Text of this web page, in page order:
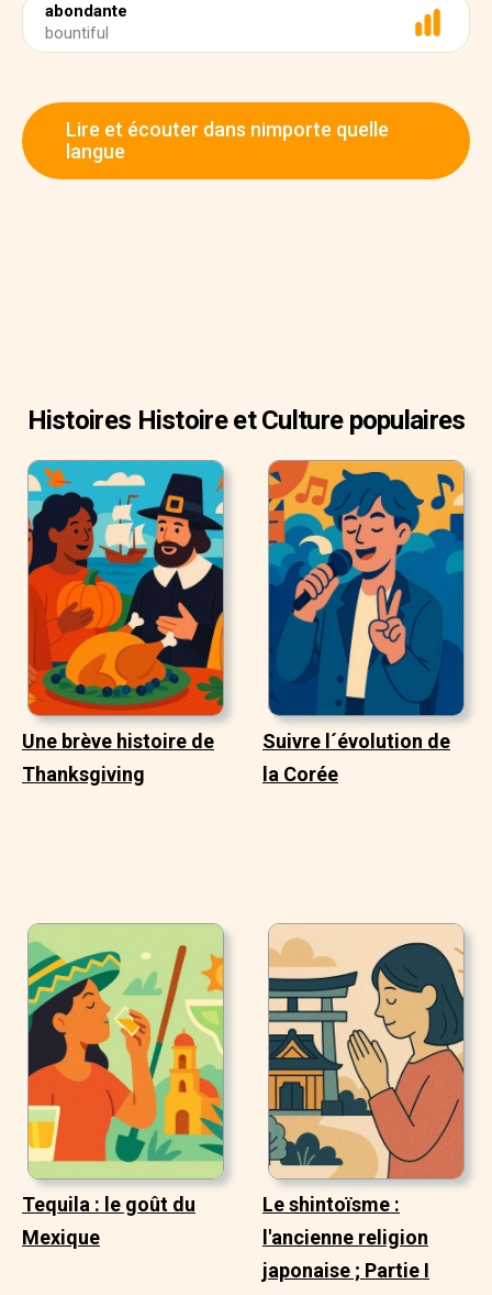
abondante
bountiful
Lire et écouter dans nimporte quelle
langue
Histoires Histoire et Culture populaires
Une brève histoire de
Thanksgiving
Suivre l´évolution de
la Corée
Tequila : le goût du
Mexique
Le shintoïsme :
l'ancienne religion
japonaise ; Partie I